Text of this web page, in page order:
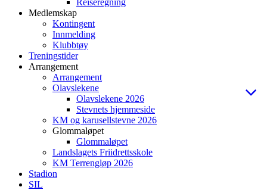
Reiseregning
Medlemskap
Kontingent
Innmelding
Klubbtøy
Treningstider
Arrangement
Arrangement
Olavslekene
Olavslekene 2026
Stevnets hjemmeside
KM og karusellstevne 2026
Glommaløpet
Glommaløpet
Landslagets Friidrettsskole
KM Terrengløp 2026
Stadion
SIL